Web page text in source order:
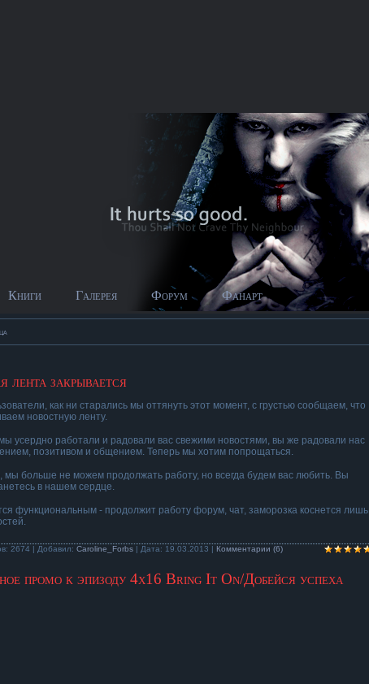
Книги Галерея Форум Фанарт
лента закрывается
как ни старались мы оттянуть этот момент, с грустью сообщаем, что
новостную ленту.
усердно работали и радовали вас свежими новостями, вы же радовали нас
позитивом и общением. Теперь мы хотим попрощаться.
мы больше не можем продолжать работу, но всегда будем вас любить. Вы
в нашем сердце.
функциональным - продолжит работу форум, чат, заморозка коснется лишь
2674 | Добавил: Caroline_Forbs | Дата: 19.03.2013 | Комментарии (6)
промо к эпизоду 4х16 Bring It On/Добейся успеха